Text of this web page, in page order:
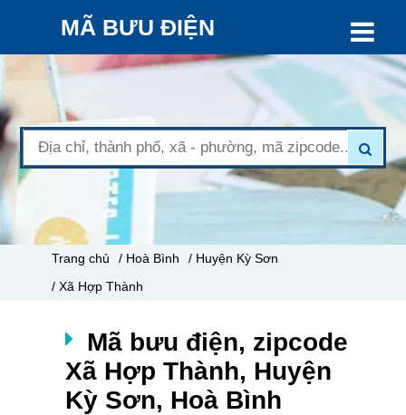
MÃ BƯU ĐIỆN
Trang chủ / Hoà Bình
/ Huyện Kỳ Sơn
/ Xã Hợp Thành
Mã bưu điện, zipcode
Xã Hợp Thành, Huyện
Kỳ Sơn, Hoà Bình